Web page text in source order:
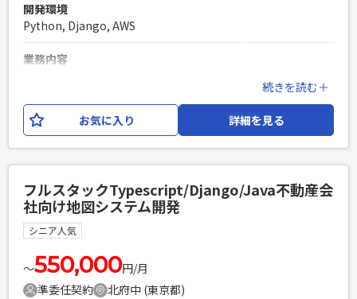
開発環境
Python, Django, AWS
業務内容
ビスのプロダクト開発(運用保守) ・最新OSなどに対応するた
めの技術情報の調査 ・各種SDK組み込みドキュメントの整備/
保守 ＜開発環境＞ ・Python/AWS(RDS/ECS/EC2)
AWS(RDS/ECS/EC2)を用いたインフラ環境の設計/構築/運用/
保守等の実務経験
PHPを用いたWebサービスの開発経験4年以上
エンジニア複数人のチームでの開発経験
続きを読む＋
お気に入り 詳細を見る
フルスタックTypescript/Django/Java不動産会
社向け地図システム開発
シニア人気
〜550,000円/月
準委任契約
北府中 (東京都)